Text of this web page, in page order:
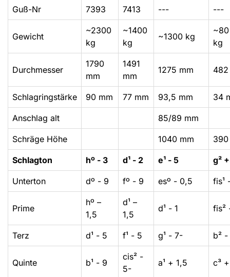
Guß-Nr 7393 7413 --- ---
Gewicht
~2300
kg
~1400
kg
~1300 kg
kg
Durchmesser
1790
mm
1491
mm
1275 mm
Schlagringstärke 90 mm 77 mm 93,5 mm 34
Anschlag alt 85/89 mm
Schräge Höhe 1040 mm
Schlagton hº - 3 d¹ - 2 e¹ - 5 g²
Unterton dº - 9 fº - 9 esº - 0,5 fis¹
Prime
hº –
1,5
d¹ –
1,5
d¹ - 1 fis²
Terz d¹ - 5 f¹ - 5 g¹ - 7- b² -
Quinte b¹ - 9
cis² -
5-
a¹ + 1,5 c³